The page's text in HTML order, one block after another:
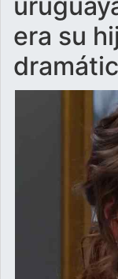
era su